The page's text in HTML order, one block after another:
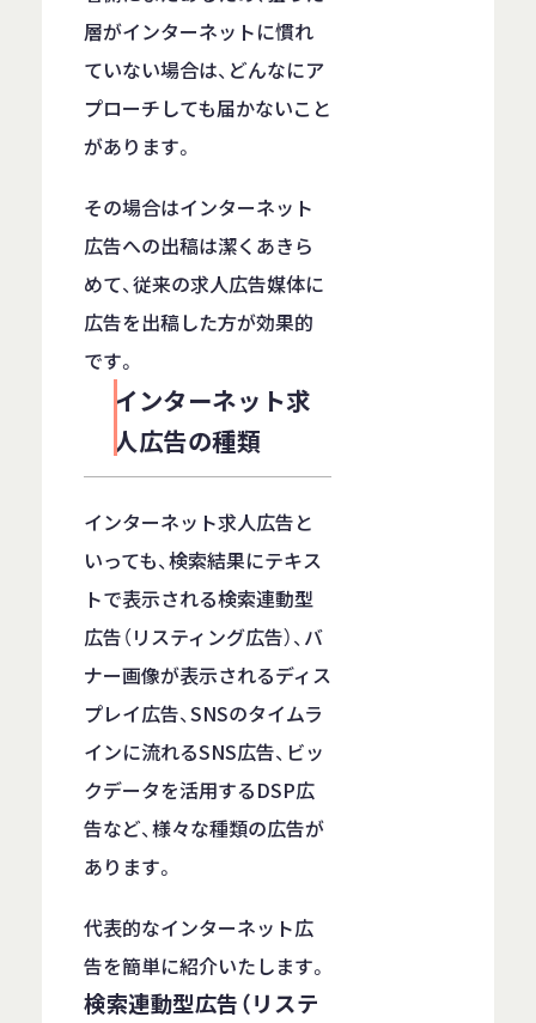
層がインターネットに慣れ
ていない場合は、どんなにア
プローチしても届かないこと
があります。
その場合はインターネット
広告への出稿は潔くあきら
めて、従来の求人広告媒体に
広告を出稿した方が効果的
です。
インターネット求
人広告の種類
インターネット求人広告と
いっても、検索結果にテキス
トで表示される検索連動型
広告（リスティング広告）、バ
ナー画像が表示されるディス
プレイ広告、SNSのタイムラ
インに流れるSNS広告、ビッ
クデータを活用するDSP広
告など、様々な種類の広告が
あります。
代表的なインターネット広
告を簡単に紹介いたします。
検索連動型広告（リステ